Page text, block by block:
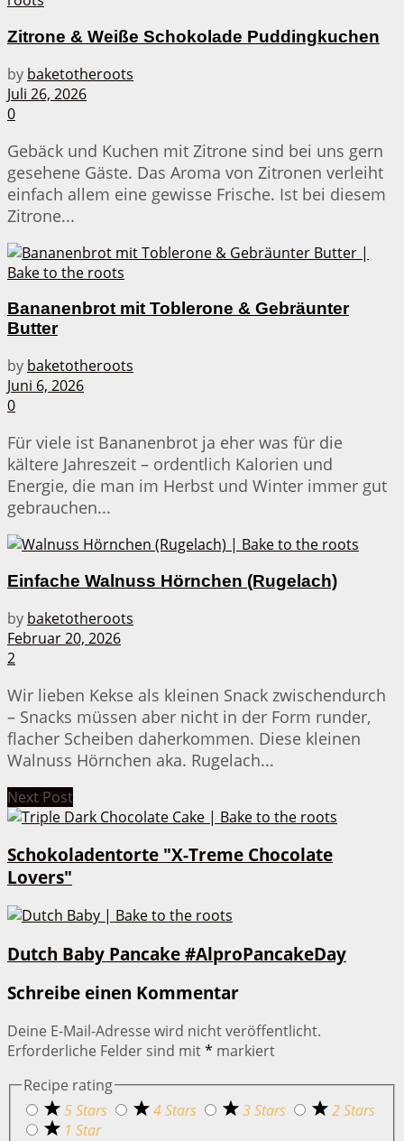
Zitrone & Weiße Schokolade Puddingkuchen
by baketotheroots
Juli 26, 2026
0
Gebäck und Kuchen mit Zitrone sind bei uns gern
gesehene Gäste. Das Aroma von Zitronen verleiht
einfach allem eine gewisse Frische. Ist bei diesem
Zitrone...
Bananenbrot mit Toblerone & Gebräunter
Butter
by baketotheroots
Juni 6, 2026
0
Für viele ist Bananenbrot ja eher was für die
kältere Jahreszeit – ordentlich Kalorien und
Energie, die man im Herbst und Winter immer gut
gebrauchen...
Einfache Walnuss Hörnchen (Rugelach)
by baketotheroots
Februar 20, 2026
2
Wir lieben Kekse als kleinen Snack zwischendurch
– Snacks müssen aber nicht in der Form runder,
flacher Scheiben daherkommen. Diese kleinen
Walnuss Hörnchen aka. Rugelach...
Next Post
Schokoladentorte "X-Treme Chocolate
Lovers"
Dutch Baby Pancake #AlproPancakeDay
Schreibe einen Kommentar
Deine E-Mail-Adresse wird nicht veröffentlicht.
Erforderliche Felder sind mit* markiert
Recipe rating
5 Stars
4 Stars 3 Stars
2 Stars
1 Star